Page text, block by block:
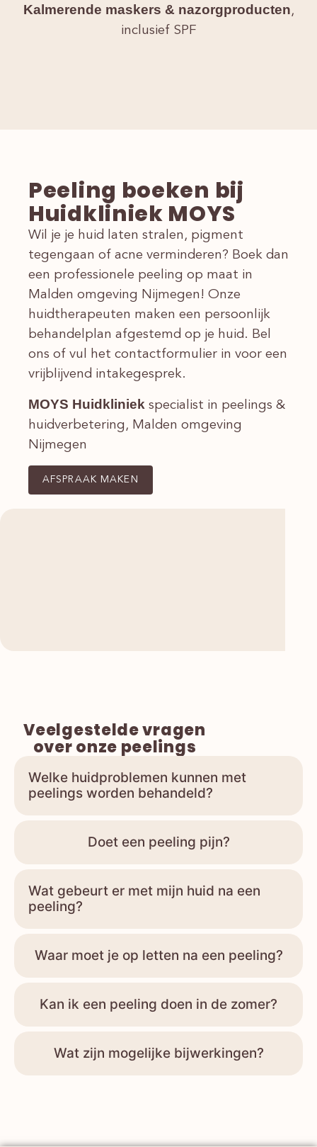
Kalmerende maskers & nazorgproducten,
inclusief SPF
Peeling boeken bij
Huidkliniek MOYS
Wil je je huid laten stralen, pigment
tegengaan of acne verminderen? Boek dan
een professionele peeling op maat in
Malden omgeving Nijmegen! Onze
huidtherapeuten maken een persoonlijk
behandelplan afgestemd op je huid. Bel
ons of vul het contactformulier in voor een
vrijblijvend intakegesprek.
MOYS Huidkliniek specialist in peelings &
huidverbetering, Malden omgeving
Nijmegen
AFSPRAAK MAKEN
Veelgestelde vragen
over onze peelings
Welke huidproblemen kunnen met
peelings worden behandeld?
Doet een peeling pijn?
Wat gebeurt er met mijn huid na een
peeling?
Waar moet je op letten na een peeling?
Kan ik een peeling doen in de zomer?
Wat zijn mogelijke bijwerkingen?